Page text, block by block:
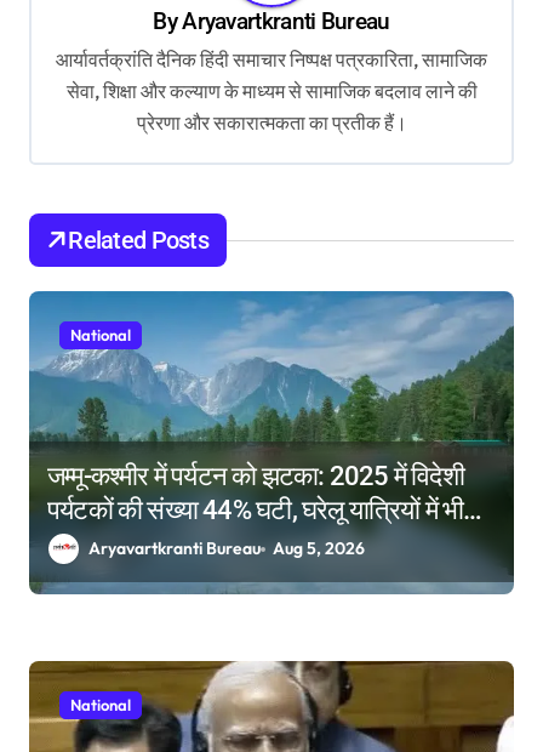
o
n
ByAryavartkranti Bureau
आर्यावर्तक्रांति दैनिक हिंदी समाचार निष्पक्ष पत्रकारिता, सामाजिक
सेवा, शिक्षा और कल्याण के माध्यम से सामाजिक बदलाव लाने की
प्रेरणा और सकारात्मकता का प्रतीक हैं।
Related Posts
National
जम्मू-कश्मीर में पर्यटन को झटका: 2025 में विदेशी
पर्यटकों की संख्या 44% घटी, घरेलू यात्रियों में भी
आई कमीAryavartkranti Bureau Aug 5, 2026
National